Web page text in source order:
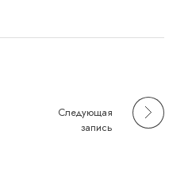
Следующая
запись